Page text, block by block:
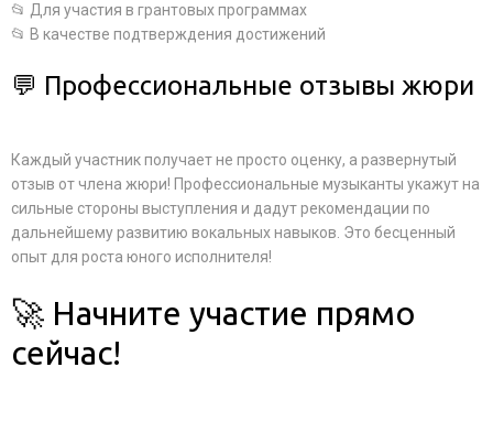
📂 Для участия в грантовых программах
📂 В качестве подтверждения достижений
💬 Профессиональные отзывы жюри
Каждый участник получает не просто оценку, а развернутый
отзыв от члена жюри! Профессиональные музыканты укажут на
сильные стороны выступления и дадут рекомендации по
дальнейшему развитию вокальных навыков. Это бесценный
опыт для роста юного исполнителя!
🚀 Начните участие прямо
сейчас!